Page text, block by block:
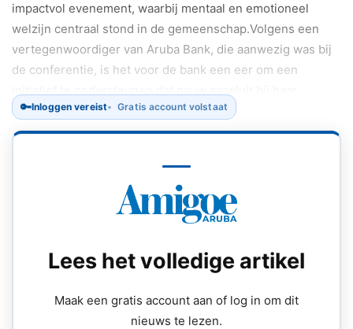
impactvol evenement, waarbij mentaal en emotioneel
welzijn centraal stond in de gemeenschap.Volgens een
vertegenwoordiger van Aruba Bank, die aanwezig was bij
de conferentie, is het voor de bank een eer om een
maatschappelijke betrokkenheid.
🔑Inloggen vereist Gratis account volstaat
Lees het volledige artikel
Maak een gratis account aan of log in om dit
nieuws te lezen.